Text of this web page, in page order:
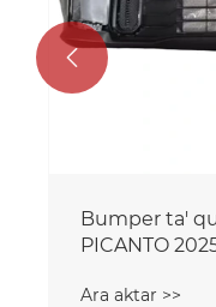
Bumper ta'
PICANTO
Ara aktar >>
